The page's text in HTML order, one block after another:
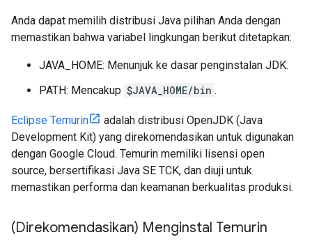
Anda dapat memilih distribusi Java pilihan Anda dengan
memastikan bahwa variabel lingkungan berikut ditetapkan:
JAVA_HOME: Menunjuk ke dasar penginstalan JDK.
PATH: Mencakup $JAVA_HOME/bin .
Eclipse Temurin
adalah distribusi OpenJDK (Java
Development Kit) yang direkomendasikan untuk digunakan
dengan Google Cloud. Temurin memiliki lisensi open
source, bersertifikasi Java SE TCK, dan diuji untuk
memastikan performa dan keamanan berkualitas produksi.
(Direkomendasikan) Menginstal Temurin